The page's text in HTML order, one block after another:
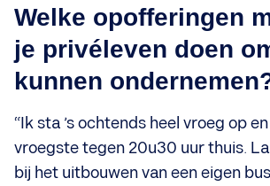
Welke opofferingen
je privéleven doen
kunnen
“Ik sta ’s ochtends heel vroeg op
vroegste tegen 20u30 uur thuis.
bij het uitbouwen van een eigen